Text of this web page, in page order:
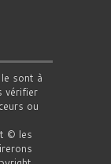
sont à
vérifier
ou
© les